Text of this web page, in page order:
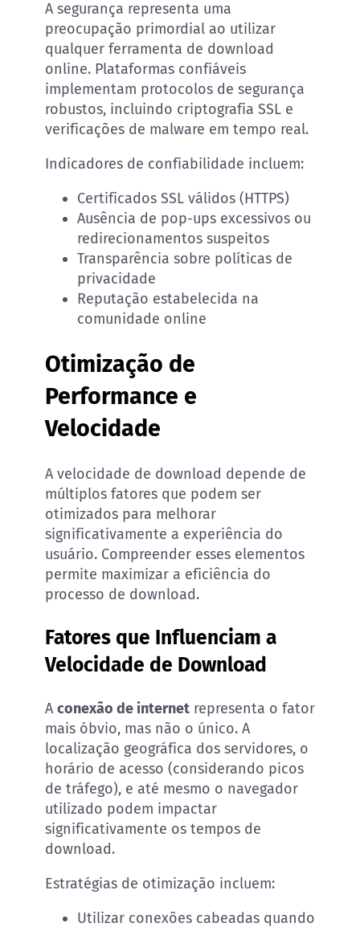
A segurança representa uma
preocupação primordial ao utilizar
qualquer ferramenta de download
online. Plataformas confiáveis
implementam protocolos de segurança
robustos, incluindo criptografia SSL e
verificações de malware em tempo real.
Indicadores de confiabilidade incluem:
Certificados SSL válidos (HTTPS)
Ausência de pop-ups excessivos ou
redirecionamentos suspeitos
Transparência sobre políticas de
privacidade
Reputação estabelecida na
comunidade online
Otimização de
Performance e
Velocidade
A velocidade de download depende de
múltiplos fatores que podem ser
otimizados para melhorar
significativamente a experiência do
usuário. Compreender esses elementos
permite maximizar a eficiência do
processo de download.
Fatores que Influenciam a
Velocidade de Download
A conexão de internet representa o fator
mais óbvio, mas não o único. A
localização geográfica dos servidores, o
horário de acesso (considerando picos
de tráfego), e até mesmo o navegador
utilizado podem impactar
significativamente os tempos de
download.
Estratégias de otimização incluem:
Utilizar conexões cabeadas quando